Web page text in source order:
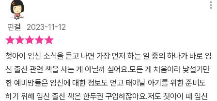
것, 꼭 알아야 할 것들이 모두 담긴 친절한 종합 가이드 이 책은 그동
안 산부인과 진료와 인터넷 상담, 방송 출연 등을 통해 현장에서 느꼈
던 부분까지 포함하여 임신부들이 가장 궁금해하는 것과 꼭 알아야
하는 것을 모두 담았다. 특히 인터넷에 넘쳐나는 잘못된 지식들을 바
로잡으려고 노력했다. 중요한 부분은 몇 번씩 강조하고, 필요 없는 부
분은 과감히 배제했다. 무엇보다 이 책은 많은 임산부들로 하여금 임
신 과정을 즐거워하게 하고 출산을 두려워하지 않게 하며 육아를 부
담으로 느끼지 않게 해준다. 이 책과 함께라면 여자로 태어나 처음으
핀걸 2023-11-12
​첫아이 임신 소식을 듣고 나면 가장 먼저 하는 일 중의 하나가 바로 임
신 출산 관련 책을 사는 게 아닐까 싶어요.모든 게 처음이라 낯설기만
한 예비맘들은 임신에 대한 정보도 얻고 태어날 아기를 위한 준비도
하기 위해 임신 출산 책은 한두권 구입하잖아요.저도 첫아이 때 임신